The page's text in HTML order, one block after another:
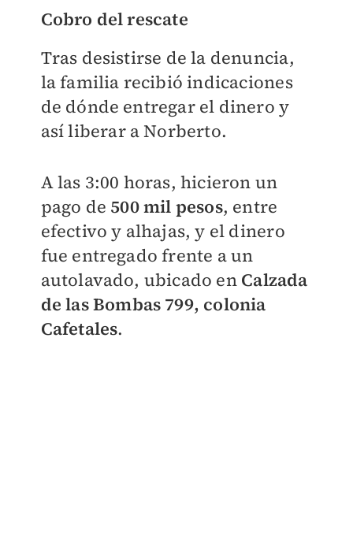
Cobro del rescate
Tras desistirse de la denuncia,
la familia recibió indicaciones
de dónde entregar el dinero y
así liberar a Norberto.
A las 3:00 horas, hicieron un
pago de 500 mil pesos, entre
efectivo y alhajas, y el dinero
fue entregado frente a un
autolavado, ubicado en Calzada
de las Bombas 799, colonia
Cafetales.